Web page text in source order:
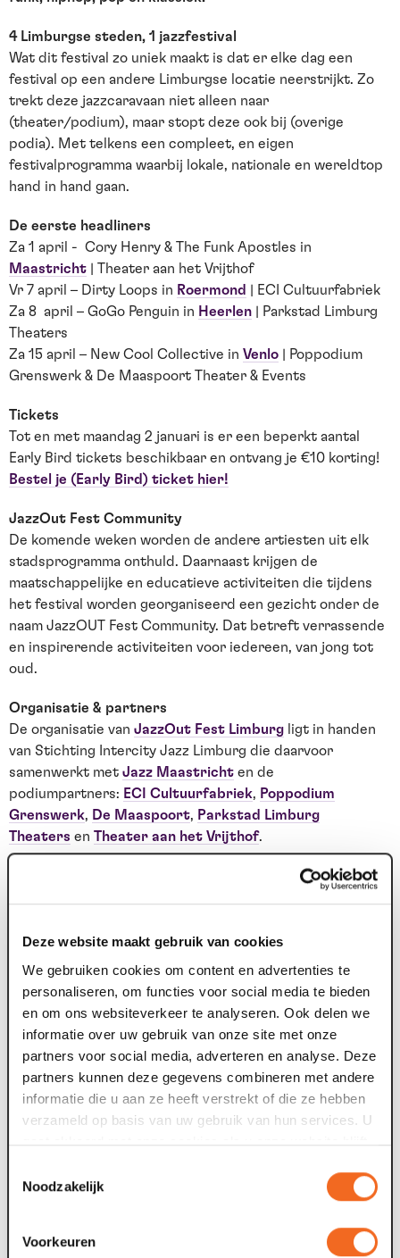
Deze website maakt gebruik van cookies
We gebruiken cookies om content en advertenties te
personaliseren, om functies voor social media te bieden
en om ons websiteverkeer te analyseren. Ook delen we
informatie over uw gebruik van onze site met onze
partners voor social media, adverteren en analyse. Deze
partners kunnen deze gegevens combineren met andere
informatie die u aan ze heeft verstrekt of die ze hebben
verzameld op basis van uw gebruik van hun services. U
gaat akkoord met onze cookies als u onze website blijft
Noodzakelijk
Voorkeuren
4 Limburgse steden, 1 jazzfestival
Wat dit festival zo uniek maakt is dat er elke dag een
festival op een andere Limburgse locatie neerstrijkt. Zo
trekt deze jazzcaravaan niet alleen naar
(theater/podium), maar stopt deze ook bij (overige
podia). Met telkens een compleet, en eigen
festivalprogramma waarbij lokale, nationale en wereldtop
hand in hand gaan.
De eerste headliners
Za 1 april - Cory Henry & The Funk Apostles in
Maastricht | Theater aan het Vrijthof
Vr 7 april – Dirty Loops in Roermond
| ECI Cultuurfabriek
Za 8 april – GoGo Penguin in Heerlen | Parkstad Limburg
Theaters
Za 15 april – New Cool Collective in Venlo | Poppodium
Grenswerk & De Maaspoort Theater & Events
Tickets
Tot en met maandag 2 januari is er een beperkt aantal
Early Bird tickets beschikbaar en ontvang je €10 korting!
Bestel je (Early Bird) ticket hier!
JazzOut Fest Community
De komende weken worden de andere artiesten uit elk
stadsprogramma onthuld. Daarnaast krijgen de
maatschappelijke en educatieve activiteiten die tijdens
het festival worden georganiseerd een gezicht onder de
naam JazzOUT Fest Community. Dat betreft verrassende
en inspirerende activiteiten voor iedereen, van jong tot
oud.
Organisatie & partners
De organisatie van JazzOut Fest Limburg ligt in handen
van Stichting Intercity Jazz Limburg die daarvoor
samenwerkt met Jazz Maastricht en de
podiumpartners: ECI Cultuurfabriek, Poppodium
Grenswerk, De Maaspoort, Parkstad Limburg
Theaters en Theater aan het Vrijthof.